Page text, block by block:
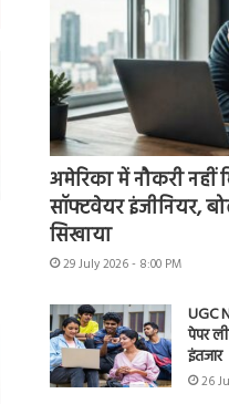
अमेरिका में नौकरी नहीं
सॉफ्टवेयर इंजीनियर,
सिखाया
29 July 2026 - 8:00 PM
UGC
पेपर
इंतजार
26